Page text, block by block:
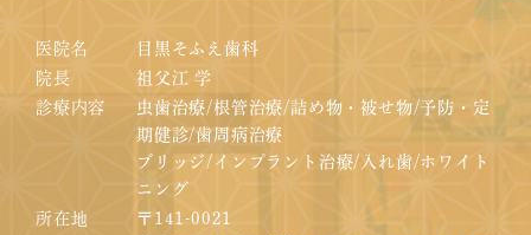
医院名
目黒そふえ歯科
院長
祖父江 学
診療内容
虫歯治療/根管治療/詰め物・被せ物/予防・定
期健診/歯周病治療
ブリッジ/インプラント治療/入れ歯/ホワイト
ニング
所在地
〒141-0021